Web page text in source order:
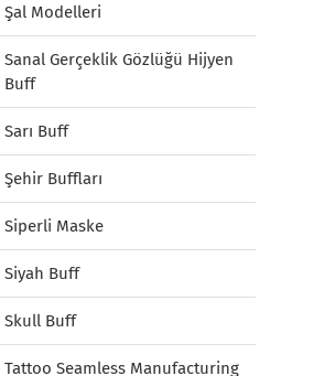
Şal Modelleri
Sanal Gerçeklik Gözlüğü Hijyen
Buff
Sarı Buff
Şehir Buffları
Siperli Maske
Siyah Buff
Skull Buff
Tattoo Seamless Manufacturing